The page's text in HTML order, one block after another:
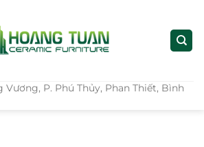
Vương, P. Phú Thủy, Phan Thiết, Bình